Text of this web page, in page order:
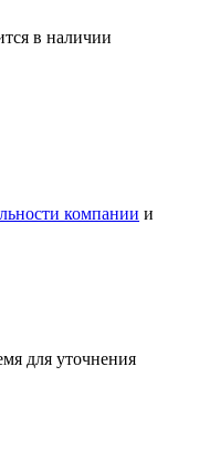
в наличии
компании и
для уточнения